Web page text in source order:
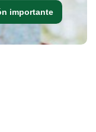
importante